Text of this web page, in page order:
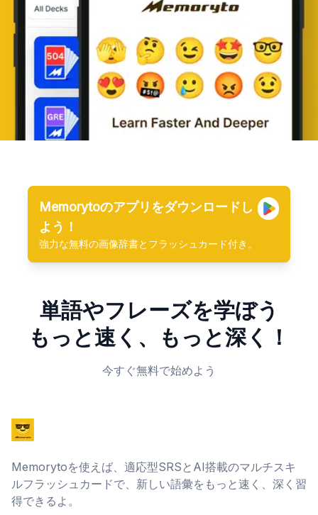
Memorytoのアプリをダウンロードし
よう！
強力な無料の画像辞書とフラッシュカード付き。
単語やフレーズを学ぼう
もっと速く、もっと深く！
今すぐ無料で始めよう
Memorytoを使えば、適応型SRSとAI搭載のマルチスキ
ルフラッシュカードで、新しい語彙をもっと速く、深く習
得できるよ。